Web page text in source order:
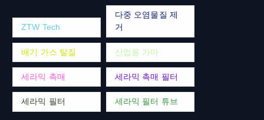
ZTW Tech
다중 오염물질 제
거
배기 가스 탈질 산업용 가마
세라믹 촉매 세라믹 촉매 필터
세라믹 필터 세라믹 필터 튜브